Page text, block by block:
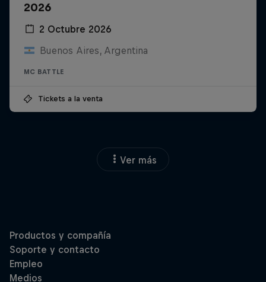
2026
2 Octubre 2026
Buenos Aires, Argentina
MC BATTLE
Tickets a la venta
Ver más